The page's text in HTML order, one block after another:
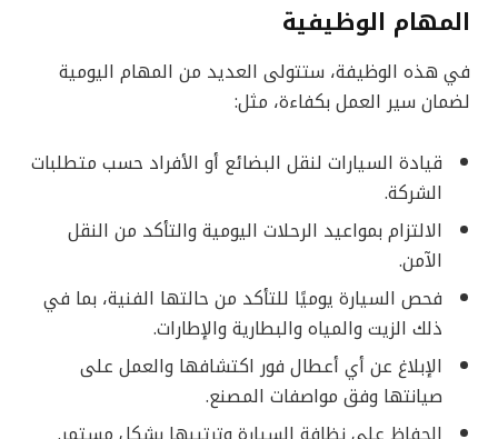
المهام الوظيفية
في هذه الوظيفة، ستتولى العديد من المهام اليومية
لضمان سير العمل بكفاءة، مثل:
قيادة السيارات لنقل البضائع أو الأفراد حسب متطلبات
الشركة.
الالتزام بمواعيد الرحلات اليومية والتأكد من النقل
الآمن.
فحص السيارة يوميًا للتأكد من حالتها الفنية، بما في
ذلك الزيت والمياه والبطارية والإطارات.
الإبلاغ عن أي أعطال فور اكتشافها والعمل على
صيانتها وفق مواصفات المصنع.